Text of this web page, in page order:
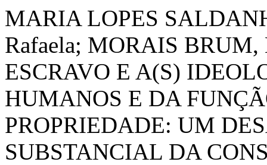
MARIA LOPES
Rafaela; MORAIS
ESCRAVO E A(S)
HUMANOS E DA
PROPRIEDADE: UM
SUBSTANCIAL DA